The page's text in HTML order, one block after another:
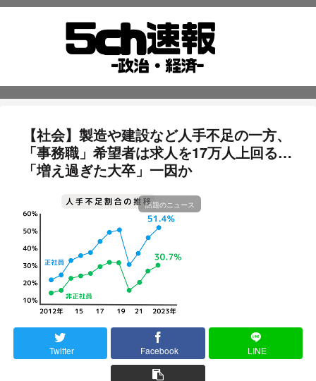
【社会】製造や建設など人手不足の一方、
「事務職」希望者は求人を17万人上回る…
「増え過ぎた大卒」一因か
話題のニュース
Twitter Facebook LINE